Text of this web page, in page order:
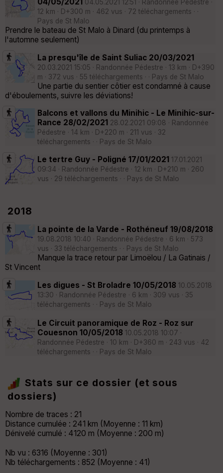
04.05.2021 12:51 · Randonnée Pédestre ·
12 km · D+300 m · 462 vus · 72 téléchargements · ·
Pays de St Malo
Prendre le bateau de St Malo à Dinard (du printemps à
l'automne seulement)
La presqu'île de Saint Suliac 20/03/2021
20.03.2021 15:05 · Randonnée Pédestre · 13 km · D+390
m · 372 vus · 55 téléchargements · · Pays de St Malo
Une partie du sentier côtier est condamné à cause
d'éboulements, suivre les déviations!
Balcons et vallons du Minihic - Le Minihic-sur-
Rance 28/02/2021 28.02.2021 09:08 · Randonnée
Pédestre · 14 km · D+220 m · 211 vus · 32
téléchargements · · Pays de St Malo
Le tertre Guy - Poligné 17/01/2021 17.01.2021
09:34 · Randonnée Pédestre · 12 km · D+210 m · 260
vus · 29 téléchargements · · Pays de St Malo
2018
La pointe de la Varde - Rothéneuf 19/08/2018
19.08.2018 10:40 · Randonnée Pédestre · 6 km · 573
vus · 33 téléchargements · · Pays de St Malo
Manque la trace retour par Limoëlou / La Gatinais /
St Vincent
Les digues - St Broladre 10/05/2018 10.05.2018
13:30 · Randonnée Pédestre · 6 km · 309 vus · 35
téléchargements · · Pays de St Malo
Le Circuit panoramique de Roz - Roz sur
Couesnon 10/05/2018 10.05.2018 10:07 ·
Randonnée Pédestre · 10 km · D+360 m · 243 vus · 42
téléchargements · · Pays de St Malo
Stats sur ce dossier (et sous
dossiers)
Nombre de traces : 21
Distance cumulée : 241 km (Moyenne : 11 km)
Dénivelé cumulé : 4120 m (Moyenne : 200 m)
Nb vu : 6316 (Moyenne : 301)
Nb téléchargements : 852 (Moyenne : 41)